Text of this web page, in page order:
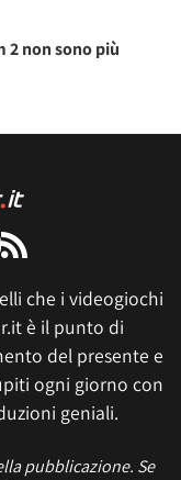
2 non sono più
che i videogiochi
è il punto di
del presente e
ogni giorno con
geniali.
pubblicazione. Se